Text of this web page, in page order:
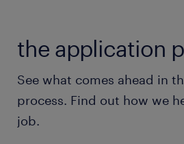
給与
賞与
ｰ
the application
See what comes ahead in
process. Find out how we
job.